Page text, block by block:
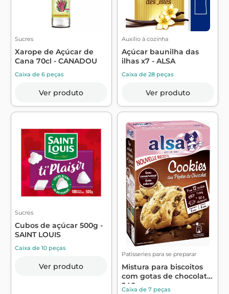
Sucres
Xarope de Açúcar de
Cana 70cl - CANADOU
Caixa de 6 peças
Ver produto
Auxílio à cozinha
Açúcar baunilha das
ilhas x7 - ALSA
Caixa de 28 peças
Ver produto
Sucres
Cubos de açúcar 500g -
SAINT LOUIS
Caixa de 10 peças
Ver produto
Patisseries para se preparar
Mistura para biscoitos
com gotas de chocolate
240g - ...
Caixa de 7 peças